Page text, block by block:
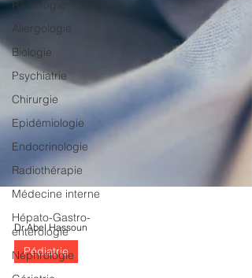
Radiologie
Allergologie
Biologie
Psychiatrie
Chirurgie
Epidémiologie
Endocrinologie
Radiothérapie
Médecine interne
Hépato-Gastro-
entérologie
Néphrologie
Dr Abel Hassoun